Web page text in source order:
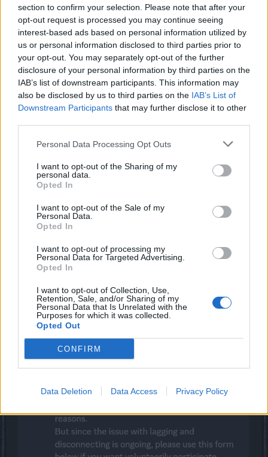
section to confirm your selection. Please note that after your
opt-out request is processed you may continue seeing
interest-based ads based on personal information utilized by
us or personal information disclosed to third parties prior to
your opt-out. You may separately opt-out of the further
disclosure of your personal information by third parties on the
IAB’s list of downstream participants. This information may
also be disclosed by us to third parties on the IAB’s List of
Downstream Participants that may further disclose it to other
Personal Data Processing Opt Outs
I want to opt-out of the Sharing of my
personal data.
Opted In
I want to opt-out of the Sale of my
Personal Data.
Opted In
I want to opt-out of processing my
Personal Data for Targeted Advertising.
Opted In
I want to opt-out of Collection, Use,
Retention, Sale, and/or Sharing of my
Personal Data that Is Unrelated with the
Purposes for which it was collected.
Opted Out
CONFIRM
Data Deletion Data Access Privacy Policy
Puppi
Forenmogul
jeden Abend nach 19 Uhr das gleiche...Latenz ab 150ms
bis teilweise in die tausende. So gegen 23Uhr30 wirds
wieder ruhiger... entspannt spielen geht anders.
mcdoc
Forenfreak
Hallo zusammen,
Verbindungsabbrüchen bestehen, habt ihr
die Möglichkeit
mitzuwirken die Ursachen